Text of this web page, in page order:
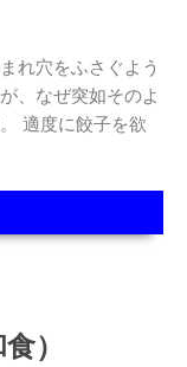
れ穴をふさぐよう
、なぜ突如そのよ
適度に餃子を欲
）